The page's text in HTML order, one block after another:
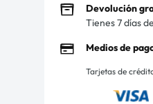
Devolución
Tienes 7 días
Medios de
Tarjetas de